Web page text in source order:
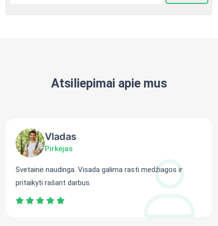
Atsiliepimai apie mus
Vladas
Pirkėjas
Svetainė naudinga. Visada galima rasti medžiagos ir
pritaikyti rašant darbus.